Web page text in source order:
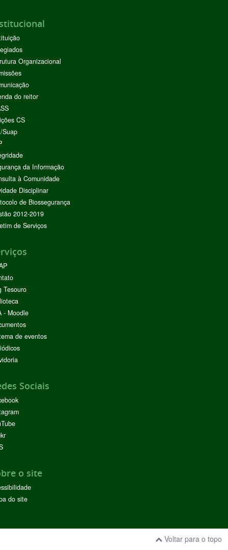
Organizacional
do reitor
CS
Suap
da Informação
à Comunidade
Disciplinar
de Biossegurança
2012-2019
de Serviços
Tesouro
- Moodle
de eventos
Sociais
o site
do site
Voltar para o topo